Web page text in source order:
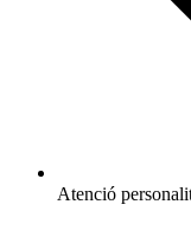
Atenció